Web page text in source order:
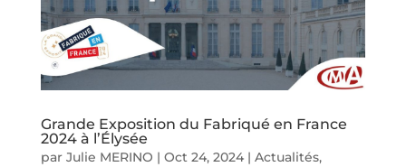
Grande Exposition du Fabriqué en France
2024 à l’Élysée
par Julie MERINO | Oct 24, 2024| Actualités,